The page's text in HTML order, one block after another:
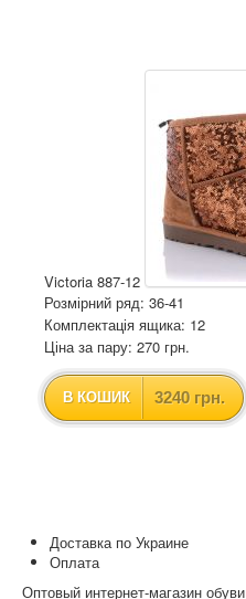
Victoria 887-12
Розмірний ряд: 36-41
Комплектація ящика: 12
Ціна за пару: 270 грн.
В КОШИК 3240 грн.
Доставка по Украине
Оплата
Оптовый интернет-магазин